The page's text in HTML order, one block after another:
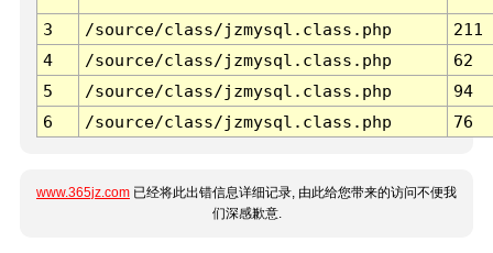
3 /source/class/jzmysql.class.php
211
4
/source/class/jzmysql.class.php
62
5
/source/class/jzmysql.class.php
94
6
/source/class/jzmysql.class.php 76
www.365jz.com 已经将此出错信息详细记录, 由此给您带来的访问不便我
们深感歉意.